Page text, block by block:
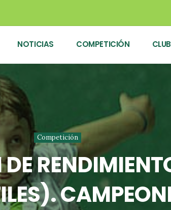
NOTICIAS COMPETICIÓN
Competición